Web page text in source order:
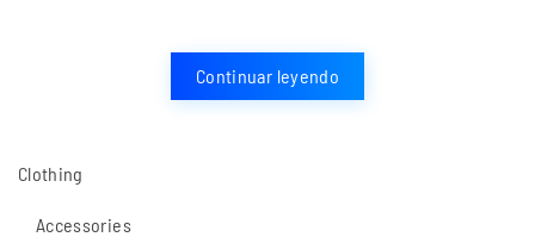
com
Continuar leyendo
Clothing
Accessories